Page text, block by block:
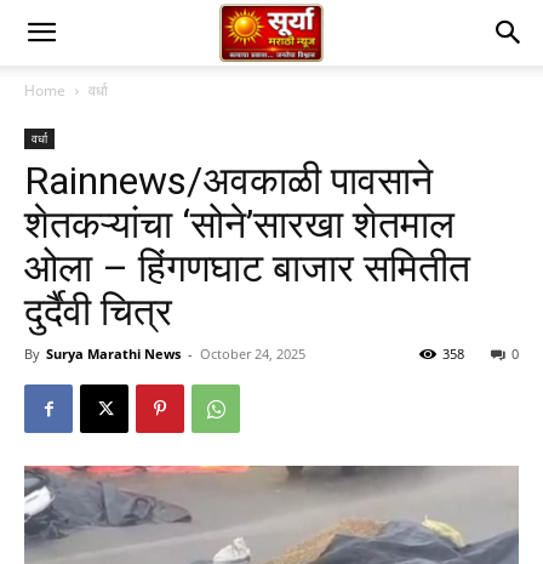
Home वर्धा
वर्धा
Rainnews/अवकाळी पावसाने
शेतकऱ्यांचा ‘सोने’सारखा शेतमाल
ओला – हिंगणघाट बाजार समितीत
दुर्दैवी चित्र
By Surya Marathi News - October 24, 2025 0
358